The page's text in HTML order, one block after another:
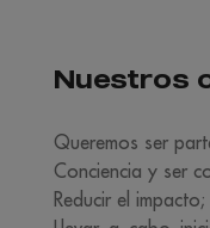
Nuestros
Queremos ser
Conciencia y ser
Reducir el impacto;